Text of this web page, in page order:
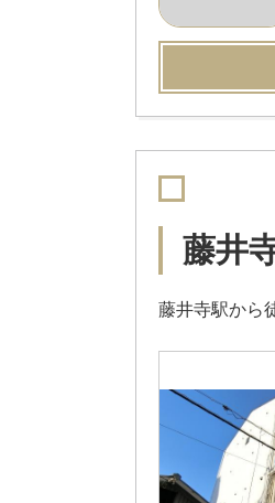
藤井
藤井寺駅から